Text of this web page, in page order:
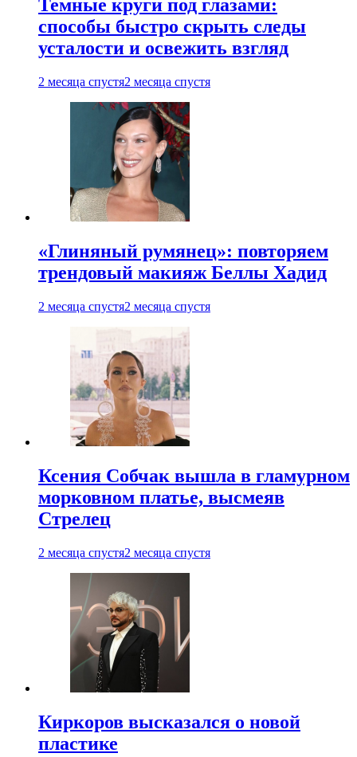
Темные круги под глазами:
способы быстро скрыть следы
усталости и освежить взгляд
2 месяца спустя2 месяца спустя
«Глиняный румянец»: повторяем
трендовый макияж Беллы Хадид
2 месяца спустя2 месяца спустя
Ксения Собчак вышла в гламурном
морковном платье, высмеяв
Стрелец
2 месяца спустя2 месяца спустя
Киркоров высказался о новой
пластике